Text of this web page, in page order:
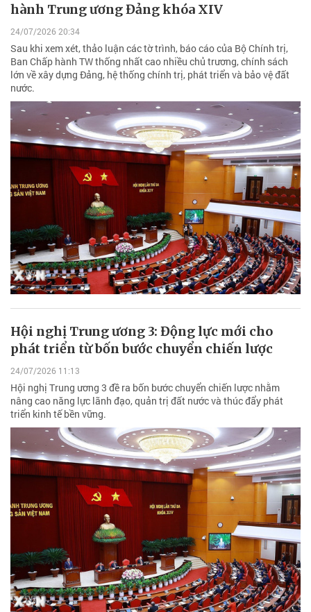
hành Trung ương Đảng khóa XIV
24/07/2026 20:34
Sau khi xem xét, thảo luận các tờ trình, báo cáo của Bộ Chính trị,
Ban Chấp hành TW thống nhất cao nhiều chủ trương, chính sách
lớn về xây dựng Đảng, hệ thống chính trị, phát triển và bảo vệ đất
nước.
Hội nghị Trung ương 3: Động lực mới cho
phát triển từ bốn bước chuyển chiến lược
24/07/2026 11:13
Hội nghị Trung ương 3 đề ra bốn bước chuyển chiến lược nhằm
nâng cao năng lực lãnh đạo, quản trị đất nước và thúc đẩy phát
triển kinh tế bền vững.